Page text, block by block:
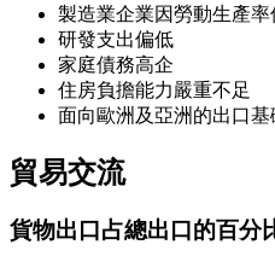
製造業企業因勞動生產
研發支出偏低
家庭債務高企
住房負擔能力嚴重不足
面向歐洲及亞洲的出口基
貿易交流
貨物出口 占總出口的百分